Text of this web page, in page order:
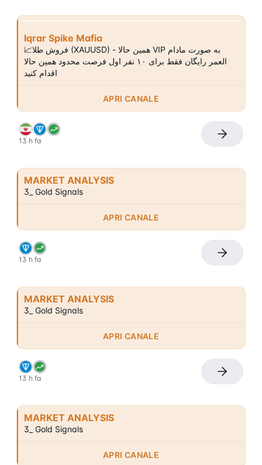
Iqrar Spike Mafia
📈فروش طلا (XAUUSD) - همین حالا VIP به صورت مادام
العمر رایگان فقط برای ۱۰ نفر اول فرصت محدود همین حالا
اقدام کنید
APRI CANALE
13 h fa
MARKET ANALYSIS
3_ Gold Signals
APRI CANALE
13 h fa
MARKET ANALYSIS
3_ Gold Signals
APRI CANALE
13 h fa
MARKET ANALYSIS
3_ Gold Signals
APRI CANALE